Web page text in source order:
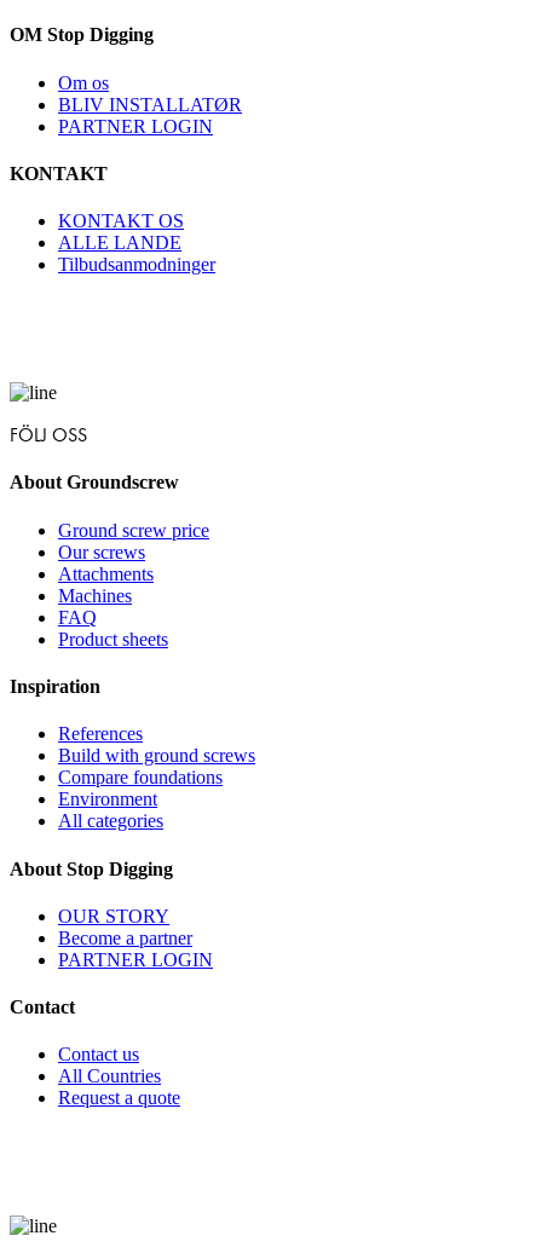
OM Stop Digging
Om os
BLIV INSTALLATØR
PARTNER LOGIN
KONTAKT
KONTAKT OS
ALLE LANDE
Tilbudsanmodninger
FÖLJ OSS
About Groundscrew
Ground screw price
Our screws
Attachments
Machines
FAQ
Product sheets
Inspiration
References
Build with ground screws
Compare foundations
Environment
All categories
About Stop Digging
OUR STORY
Become a partner
PARTNER LOGIN
Contact
Contact us
All Countries
Request a quote